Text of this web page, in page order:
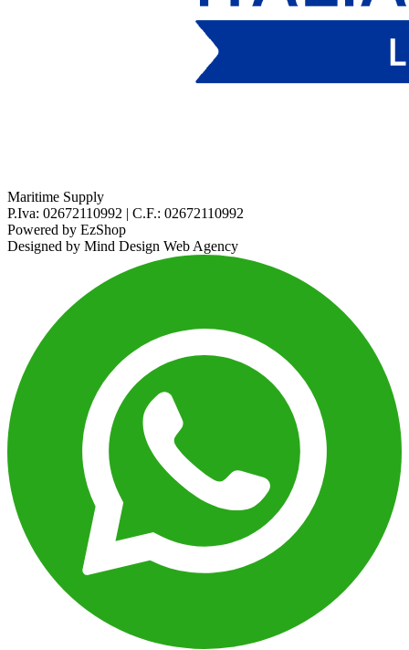
Maritime Supply
P.Iva: 02672110992 | C.F.: 02672110992
Powered by EzShop
Designed by Mind Design Web Agency